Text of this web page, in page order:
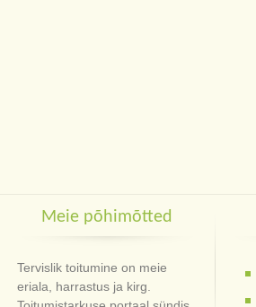
Meie põhimõtted
Tervislik toitumine on meie
eriala, harrastus ja kirg.